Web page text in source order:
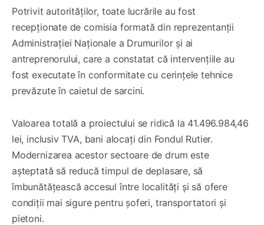
Potrivit autorităților, toate lucrările au fost
recepționate de comisia formată din reprezentanții
Administrației Naționale a Drumurilor și ai
antreprenorului, care a constatat că intervențiile au
fost executate în conformitate cu cerințele tehnice
prevăzute în caietul de sarcini.
Valoarea totală a proiectului se ridică la 41.496.984,46
lei, inclusiv TVA, bani alocați din Fondul Rutier.
Modernizarea acestor sectoare de drum este
așteptată să reducă timpul de deplasare, să
îmbunătățească accesul între localități și să ofere
condiții mai sigure pentru șoferi, transportatori și
pietoni.